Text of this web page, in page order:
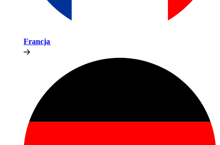
Francja​​